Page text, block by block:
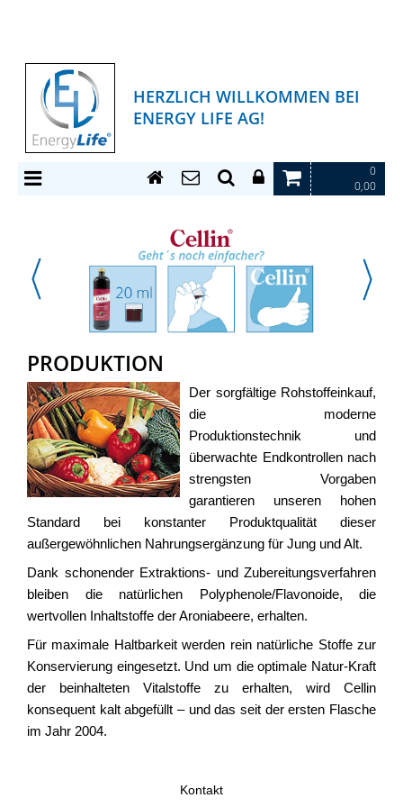
HERZLICH WILLKOMMEN BEI
ENERGY LIFE AG!
0
0,00
PRODUKTION
Der sorgfältige Rohstoffeinkauf,
die moderne
Produktionstechnik und
überwachte Endkontrollen nach
strengsten Vorgaben
garantieren unseren hohen
Standard bei konstanter Produktqualität dieser
außergewöhnlichen Nahrungsergänzung für Jung und Alt.
Dank schonender Extraktions- und Zubereitungsverfahren
bleiben die natürlichen Polyphenole/Flavonoide, die
wertvollen Inhaltstoffe der Aroniabeere, erhalten.
Für maximale Haltbarkeit werden rein natürliche Stoffe zur
Konservierung eingesetzt. Und um die optimale Natur-Kraft
der beinhalteten Vitalstoffe zu erhalten, wird Cellin
konsequent kalt abgefüllt – und das seit der ersten Flasche
im Jahr 2004.
Kontakt